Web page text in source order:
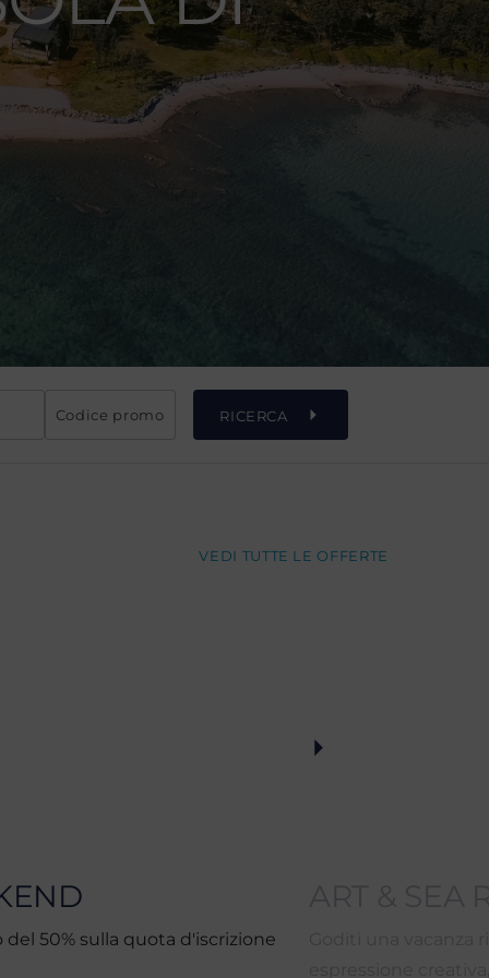
Codice promo RICERCA
VEDI TUTTE LE OFFERTE
50% sulla quota d'iscrizione